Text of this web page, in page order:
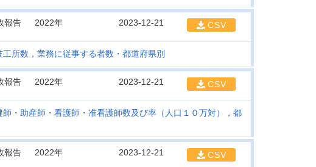
報告
2022年 2023-12-21 CSV
工所数，業務に従事する者数・都道府県別
報告
2022年 2023-12-21 CSV
師・助産師・看護師・准看護師数及び率（人口１０万対），都
報告
2022年 2023-12-21 CSV